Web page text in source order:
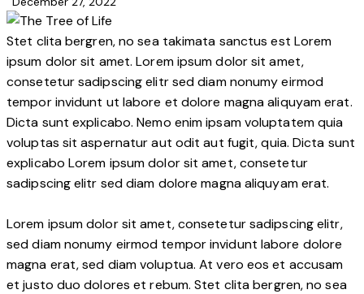
Stet clita bergren, no sea takimata sanctus est Lorem
ipsum dolor sit amet. Lorem ipsum dolor sit amet,
consetetur sadipscing elitr sed diam nonumy eirmod
tempor invidunt ut labore et dolore magna aliquyam erat.
Dicta sunt explicabo. Nemo enim ipsam voluptatem quia
voluptas sit aspernatur aut odit aut fugit, quia. Dicta sunt
explicabo Lorem ipsum dolor sit amet, consetetur
sadipscing elitr sed diam dolore magna aliquyam erat.
Lorem ipsum dolor sit amet, consetetur sadipscing elitr,
sed diam nonumy eirmod tempor invidunt labore dolore
magna erat, sed diam voluptua. At vero eos et accusam
et justo duo dolores et rebum. Stet clita bergren, no sea